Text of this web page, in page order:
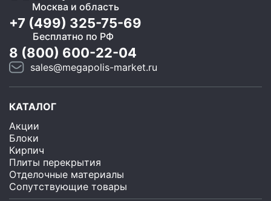
Москва и область
+7 (499) 325-75-69
Бесплатно по РФ
8 (800) 600-22-04
sales@megapolis-market.ru
КАТАЛОГ
Акции
Блоки
Кирпич
Плиты перекрытия
Отделочные материалы
Сопутствующие товары